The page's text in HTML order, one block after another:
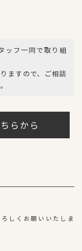
ッフ一同で取り組
ますので、ご相談
らから
しくお願いいたしま